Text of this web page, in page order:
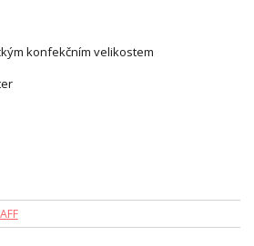
konfekčním velikostem